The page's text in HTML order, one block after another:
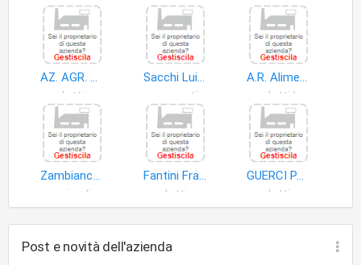
AZ. AGR. Allevamenti Giovenzano di Camussone Piero e Alberto
Sacchi Luigi Mario e Oldani Fabio
sementi
A.R. Alimentari S.a.s. di Ricotti Anna & C
Zambianchi Paolo Giuseppe
animali
Fantini Francesca
GUERCI PAOLO ENRICO
Post e novità dell'azienda